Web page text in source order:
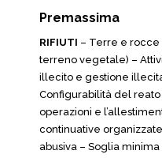
Premassima
RIFIUTI – Terre e rocce
terreno vegetale) –
illecito e gestione
Configurabilità del
operazioni e
continuative
abusiva – Soglia